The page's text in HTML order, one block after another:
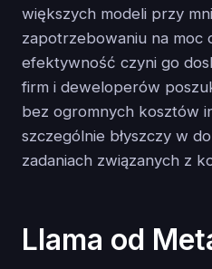
większych modeli przy
zapotrzebowaniu na moc
efektywność czyni go
firm i deweloperów
bez ogromnych kosztów
szczególnie błyszczy w
zadaniach związanych z
Llama od